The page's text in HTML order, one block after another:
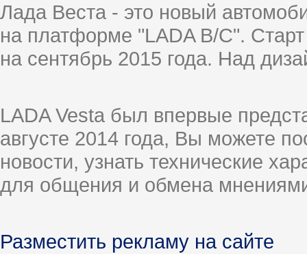
Лада Веста - это новый
на платформе "LADA B/C".
на сентябрь 2015 года. Над
LADA Vesta был впервые
августе 2014 года, Вы можете
новости, узнать технические
для общения и обмена
Разместить рекламу на сайте